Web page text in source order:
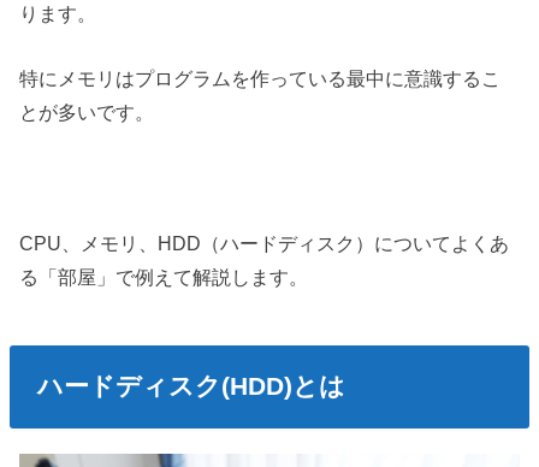
ります。
特にメモリはプログラムを作っている最中に意識するこ
とが多いです。
CPU、メモリ、HDD（ハードディスク）についてよくあ
る「部屋」で例えて解説します。
ハードディスク(HDD)とは